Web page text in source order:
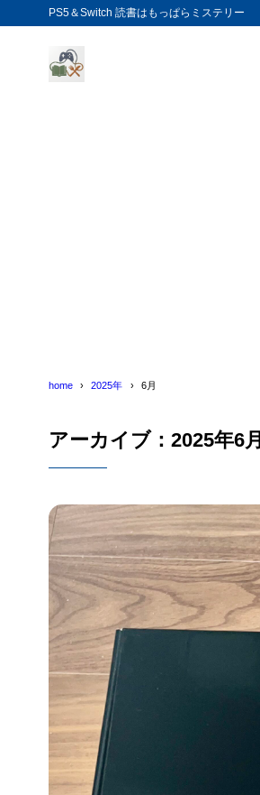
PS5＆Switch 読書はもっぱらミステリー
home 2025年 6月
アーカイブ：2025年6月